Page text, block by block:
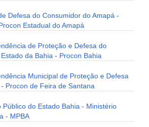
Defesa do Consumidor do Amapá -
Estadual do Amapá
de Proteção e Defesa do
da Bahia - Procon Bahia
Municipal de Proteção e Defesa
Procon de Feira de Santana
Público do Estado Bahia - Ministério
- MPBA